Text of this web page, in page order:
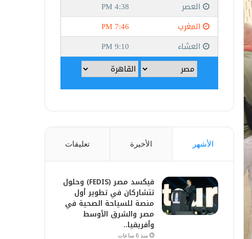
الأشهر الأخيرة تعليقات
فيكسد مصر (FEDIS) وحلول
تتشاركان في تطوير أول
منصة للسياحة الصحية في
مصر والشرق الأوسط
وأفريقيا..
منذ 6 ساعات